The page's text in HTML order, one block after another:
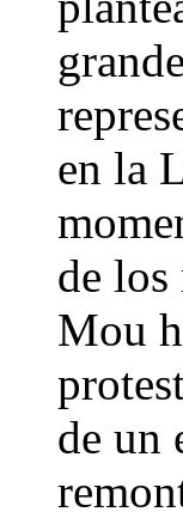
en la
de los
Mou
de un